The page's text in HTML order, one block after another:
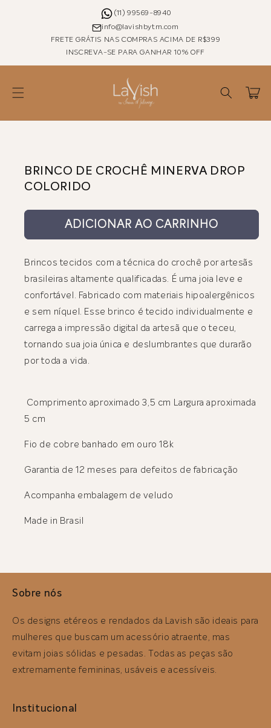
(11) 99569-8940
info@lavishbytm.com
FRETE GRÁTIS NAS COMPRAS ACIMA DE R$399
INSCREVA-SE PARA GANHAR 10% OFF
Carrinho
BRINCO DE CROCHÊ MINERVA DROP
COLORIDO
ADICIONAR AO CARRINHO
Brincos tecidos com a técnica do crochê por artesãs
brasileiras altamente qualificadas. É uma joia leve e
confortável. Fabricado com materiais hipoalergênicos
e sem níquel. Esse brinco é tecido individualmente e
carrega a impressão digital da artesã que o teceu,
tornando sua joia única e deslumbrantes que durarão
por toda a vida.
Comprimento aproximado 3,5 cm Largura aproximada
5 cm
Fio de cobre banhado em ouro 18k
Garantia de 12 meses para defeitos de fabricação
Acompanha embalagem de veludo
Made in Brasil
Sobre nós
Os designs etéreos e rendados da Lavish são ideais para
mulheres que buscam um acessório atraente, mas
evitam joias sólidas e pesadas. Todas as peças são
extremamente femininas, usáveis ​​e acessíveis.
Institucional